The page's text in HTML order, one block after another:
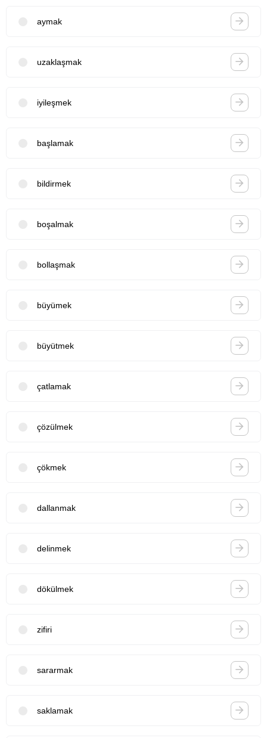
aymak
uzaklaşmak
iyileşmek
başlamak
bildirmek
boşalmak
bollaşmak
büyümek
büyütmek
çatlamak
çözülmek
çökmek
dallanmak
delinmek
dökülmek
zifiri
sararmak
saklamak